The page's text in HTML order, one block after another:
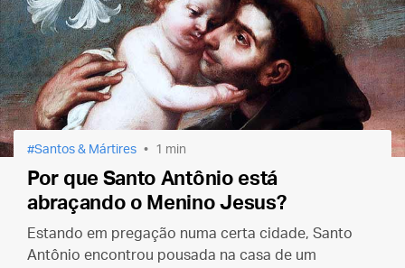
Santos & Mártires 1 min
Por que Santo Antônio está
abraçando o Menino Jesus?
Estando em pregação numa certa cidade, Santo
Antônio encontrou pousada na casa de um